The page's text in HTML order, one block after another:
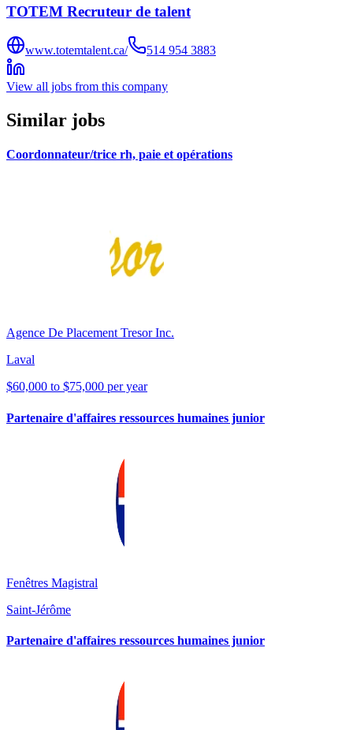
TOTEM Recruteur de talent
www.totemtalent.ca/ 514 954 3883
View all jobs from this company
Similar jobs
Coordonnateur/trice rh, paie et opérations
Agence De Placement Tresor Inc.
Laval
$60,000 to $75,000 per year
Partenaire d'affaires ressources humaines junior
Fenêtres Magistral
Saint-Jérôme
Partenaire d'affaires ressources humaines junior